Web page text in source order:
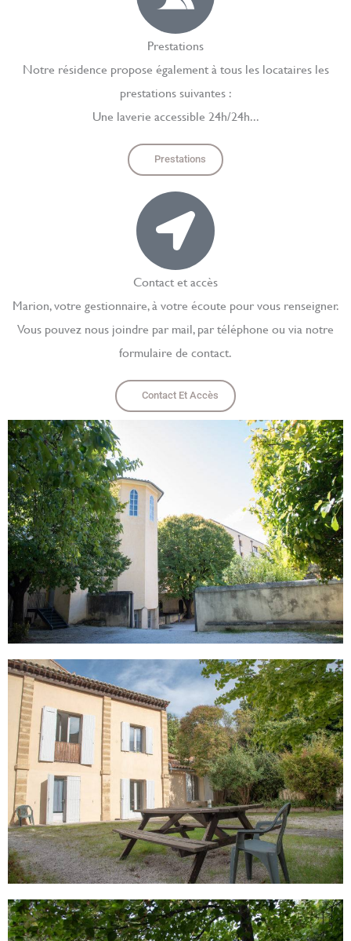
Prestations
Notre résidence propose également à tous les locataires les
prestations suivantes :
Une laverie accessible 24h/24h...
Prestations
Contact et accès
Marion, votre gestionnaire, à votre écoute pour vous renseigner.
Vous pouvez nous joindre par mail, par téléphone ou via notre
formulaire de contact.
Contact Et Accès